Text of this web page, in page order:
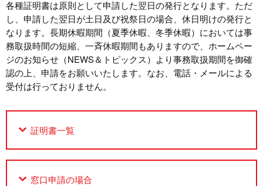
各種証明書は原則として申請した翌日の発行となります。ただ
し、申請した翌日が土日及び祝祭日の場合、休日明けの発行と
なります。長期休暇期間（夏季休暇、冬季休暇）においては事
務取扱時間の短縮、一斉休暇期間もありますので、ホームペー
ジのお知らせ（NEWS＆トピックス）より事務取扱期間を御確
認の上、申請をお願いいたします。なお、電話・メールによる
受付は行っておりません。
証明書一覧
窓口申請の場合